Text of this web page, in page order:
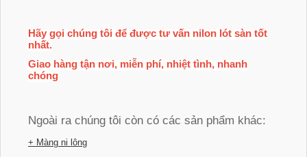
Hãy gọi chúng tôi để được tư vấn nilon lót sàn tốt
nhất.
Giao hàng tận nơi, miễn phí, nhiệt tình, nhanh
chóng
Ngoài ra chúng tôi còn có các sản phẩm khác:
+ Màng ni lông